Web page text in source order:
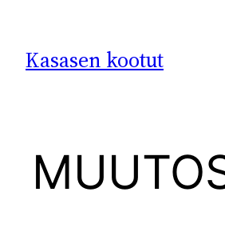
Kasasen kootut